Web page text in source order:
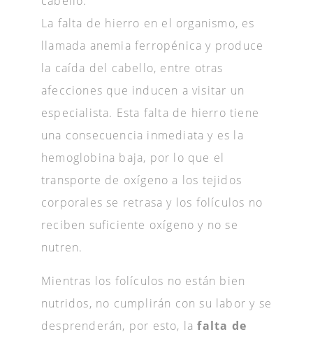
La falta de hierro en el organismo, es
llamada anemia ferropénica y produce
la caída del cabello, entre otras
afecciones que inducen a visitar un
especialista. Esta falta de hierro tiene
una consecuencia inmediata y es la
hemoglobina baja, por lo que el
transporte de oxígeno a los tejidos
corporales se retrasa y los folículos no
reciben suficiente oxígeno y no se
nutren.
Mientras los folículos no están bien
nutridos, no cumplirán con su labor y se
desprenderán, por esto, lafalta de